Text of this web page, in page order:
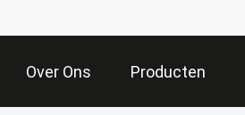
Over Ons Producten